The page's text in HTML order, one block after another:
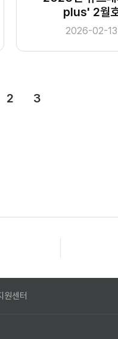
plus' 2월
2026-02-13
2 3
원센터